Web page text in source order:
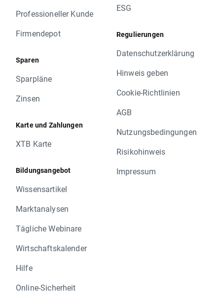
Professioneller Kunde
Firmendepot
Sparen
Sparpläne
Zinsen
Karte und Zahlungen
XTB Karte
Bildungsangebot
Wissensartikel
Marktanalysen
Tägliche Webinare
Wirtschaftskalender
Hilfe
Online-Sicherheit
ESG
Regulierungen
Datenschutzerklärung
Hinweis geben
Cookie-Richtlinien
AGB
Nutzungsbedingungen
Risikohinweis
Impressum